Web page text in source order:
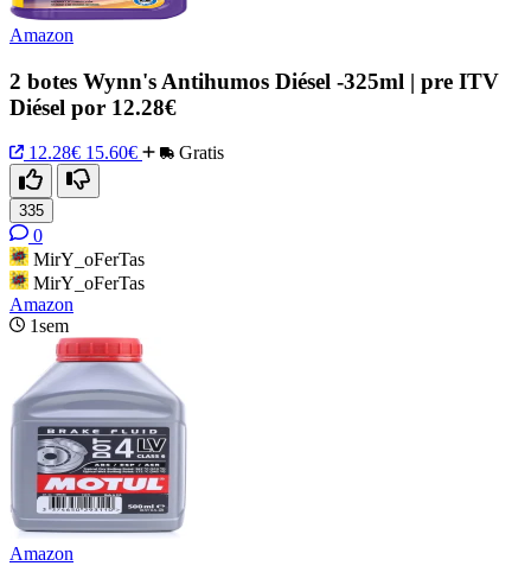
Amazon
2 botes Wynn's Antihumos Diésel -325ml | pre ITV
Diésel por 12.28€
12.28€ 15.60€ Gratis
335
0
MirY_oFerTas
MirY_oFerTas
Amazon
1sem
Amazon